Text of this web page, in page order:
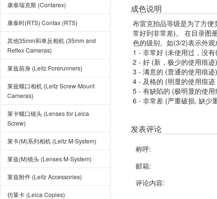
康泰瑞克斯 (Contarex)
康泰时(RTS) Contax (RTS)
其他35mm和单反相机 (35mm and
Reflex Cameras)
莱兹前身 (Leitz Forerunners)
莱兹螺口相机 (Leitz Screw-Mount
Cameras)
莱卡螺口镜头 (Lenses for Leica
Screw)
莱卡(M)系列相机 (Leitz M-System)
莱兹(M)镜头 (Lenses M-System)
莱兹附件 (Leitz Accessories)
仿莱卡 (Leica Copies)
成色说明
布雷克拍品等级是为了方
常好到非常差)。 在目录图
色的级别。如(3/2)表示外
1 - 非常好 (未使用过，没
2 - 好 (新，极少的使用痕迹)
3 - 满意的 (普通的使用痕迹)
4 - 及格的 (明显的使用痕
5 - 有缺陷的 (极明显的使
6 - 非常差 (严重破损, 缺少
发表评论
称呼:
邮箱:
评论内容: